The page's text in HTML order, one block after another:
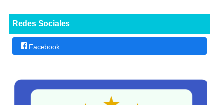
Redes Sociales
Facebook